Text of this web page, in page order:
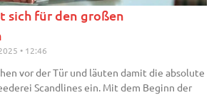
sich für den großen
12:46
vor der Tür und läuten damit die absolute
Scandlines ein. Mit dem Beginn der